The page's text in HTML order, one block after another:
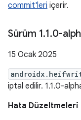
commit'leri içerir.
Sürüm 1.1.0-
15 Ocak 2025
iptal edilir. 1.1.0-
Hata Düzeltmeleri